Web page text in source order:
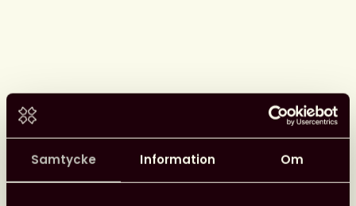
Samtycke Information Om